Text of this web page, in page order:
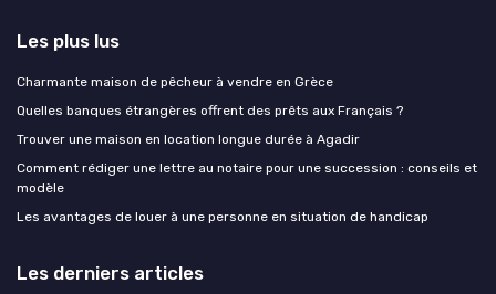
Les plus lus
Charmante maison de pêcheur à vendre en Grèce
Quelles banques étrangères offrent des prêts aux Français ?
Trouver une maison en location longue durée à Agadir
Comment rédiger une lettre au notaire pour une succession : conseils et
modèle
Les avantages de louer à une personne en situation de handicap
Les derniers articles